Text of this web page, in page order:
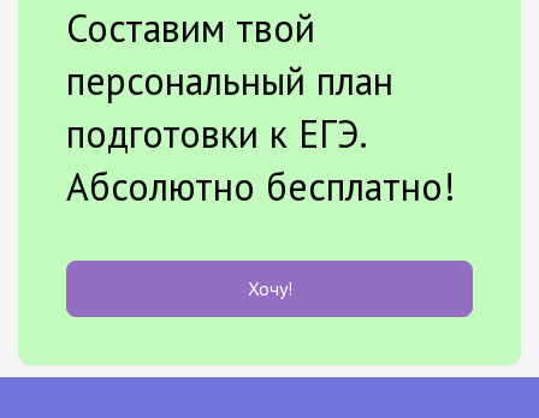
Составим твой
персональный план
подготовки к ЕГЭ.
Абсолютно бесплатно!
Хочу!